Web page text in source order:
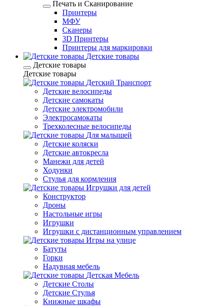
Печать и Сканирование
Принтеры
МФУ
Сканеры
3D Принтеры
Принтеры для маркировки
Детские товары
Детские товары
Детские товары
Детский Транспорт
Детские велосипеды
Детские самокаты
Детские электромобили
Электросамокаты
Трехколесные велосипеды
Для малышей
Детские коляски
Детские автокресла
Манежи для детей
Ходунки
Стулья для кормления
Игрушки для детей
Конструктор
Дроны
Настольные игры
Игрушки
Игрушки c дистанционным управлением
Игры на улице
Батуты
Горки
Надувная мебель
Детская Мебель
Детские Столы
Детские Стулья
Книжные шкафы